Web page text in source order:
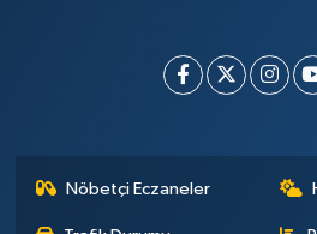
Nöbetçi Eczaneler